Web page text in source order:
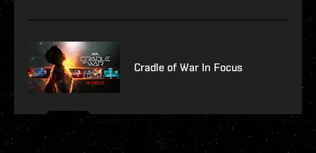
Cradle of War In Focus